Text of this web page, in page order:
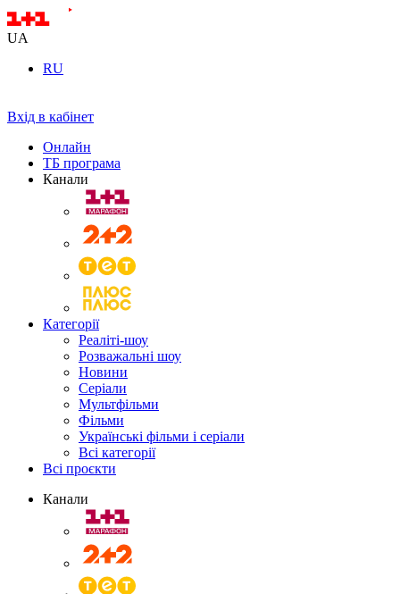
UA
RU
Вхід в кабінет
Онлайн
ТБ програма
Канали
Категорії
Реаліті-шоу
Розважальні шоу
Новини
Серіали
Мультфільми
Фільми
Українські фільми і серіали
Всі категорії
Всі проєкти
Канали